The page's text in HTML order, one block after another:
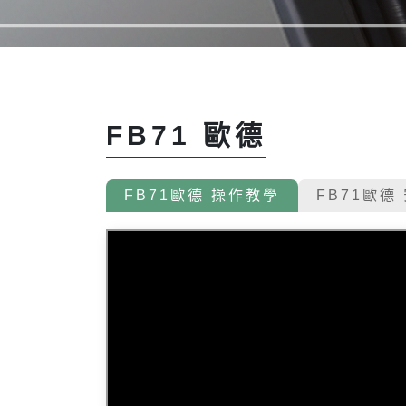
FB71 歐德
FB71歐德 操作教學 FB71歐德